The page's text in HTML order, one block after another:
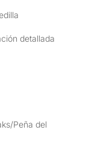
detallada
Peña del